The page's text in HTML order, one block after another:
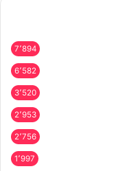
7٬894
6٬582
3٬520
2٬953
2٬756
1٬997